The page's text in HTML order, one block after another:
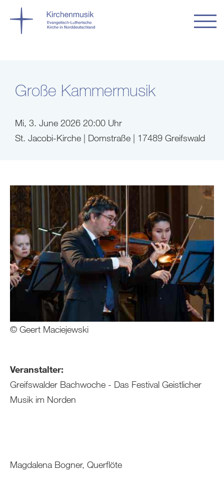
Große Kammermusik
Mi, 3. June 2026 20:00 Uhr
St. Jacobi-Kirche | Domstraße | 17489 Greifswald
© Geert Maciejewski
Veranstalter:
Greifswalder Bachwoche - Das Festival Geistlicher
Musik im Norden
Magdalena Bogner, Querflöte